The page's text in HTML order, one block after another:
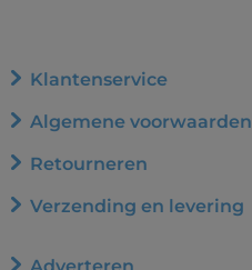
Klantenservice
Algemene voorwaarden
Retourneren
Verzending en levering